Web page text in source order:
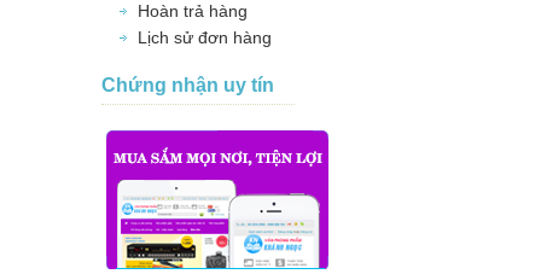
Hoàn trả hàng
Lịch sử đơn hàng
Chứng nhận uy tín